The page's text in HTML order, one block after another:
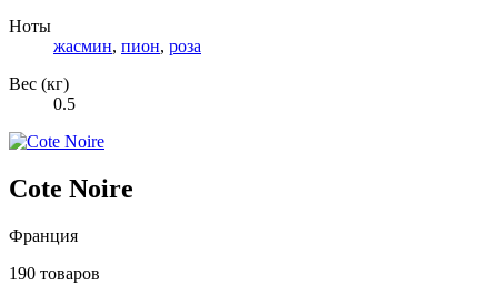
Ноты
жасмин, пион, роза
Вес (кг)
0.5
Cote Noire
Франция
190 товаров